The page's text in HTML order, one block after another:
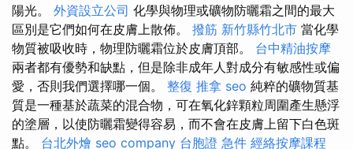
陽光。 外資設立公司 化學與物理或礦物防曬霜之間的最大
區別是它們如何在皮膚上散佈。 撥筋 新竹縣竹北市 當化學
物質被吸收時，物理防曬霜位於皮膚頂部。 台中精油按摩
兩者都有優勢和缺點，但是除非成年人對成分有敏感性或偏
愛，否則我們選擇哪一個。 整復 推拿 seo 純粹的礦物質基
質是一種基於蔬菜的混合物，可在氧化鋅顆粒周圍產生懸浮
的塗層，以使防曬霜變得容易，而不會在皮膚上留下白色斑
點。 台北外燴 seo company 台胞證 急件 經絡按摩課程